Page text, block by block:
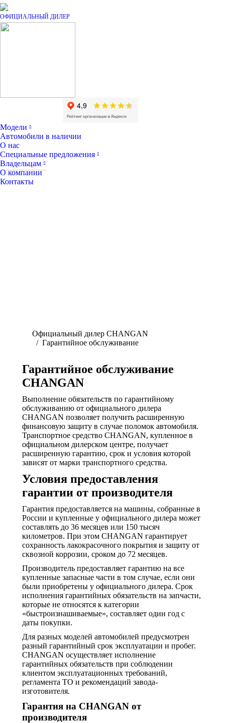
Модели
Автомобили в наличии
О нас
Специальные предложения
Владельцам
О компании
Контакты
Официальный дилер CHANGAN
Гарантийное обслуживание
Гарантийное обслуживание
CHANGAN
Выполнение обязательств по гарантийному
обслуживанию от официального дилера
CHANGAN позволяет получить расширенную
финансовую защиту в случае поломок автомобиля.
Транспортное средство CHANGAN, купленное в
официальном дилерском центре, получает
расширенную гарантию, срок и условия которой
зависят от марки транспортного средства.
Условия предоставления
гарантии от производителя
Гарантия предоставляется на машины, собранные в
России и купленные у официального дилера может
составлять до 36 месяцев или 150 тысяч
километров. При этом CHANGAN гарантирует
сохранность лакокрасочного покрытия и защиту от
сквозной коррозии, сроком до 72 месяцев.
Производитель предоставляет гарантию на все
купленные запасные части в том случае, если они
были приобретены у официального дилера. Срок
исполнения гарантийных обязательств на запчасти,
которые не относятся к категории
«быстроизнашиваемые», составляет один год с
даты покупки.
Для разных моделей автомобилей предусмотрен
разный гарантийный срок эксплуатации и пробег.
CHANGAN осуществляет исполнение
гарантийных обязательств при соблюдении
клиентом эксплуатационных требований,
регламента ТО и рекомендаций завода-
изготовителя.
Гарантия на CHANGAN от
производителя